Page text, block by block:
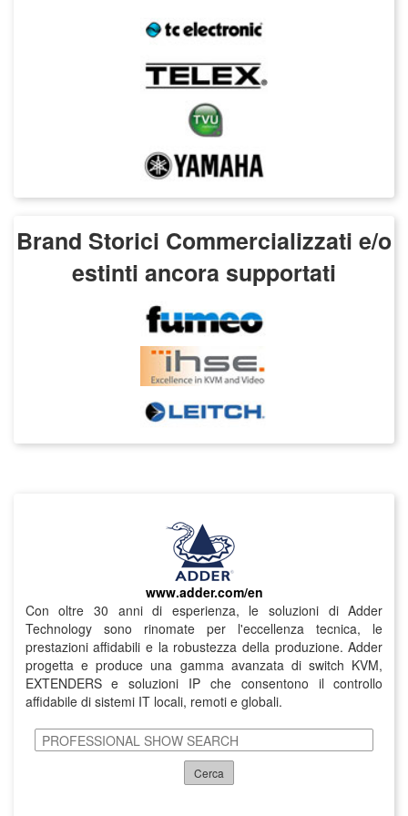
Brand Storici Commercializzati e/o
estinti ancora supportati
www.adder.com/en
Con oltre 30 anni di esperienza, le soluzioni di Adder
Technology sono rinomate per l'eccellenza tecnica, le
prestazioni affidabili e la robustezza della produzione. Adder
progetta e produce una gamma avanzata di switch KVM,
EXTENDERS e soluzioni IP che consentono il controllo
affidabile di sistemi IT locali, remoti e globali.
Cerca